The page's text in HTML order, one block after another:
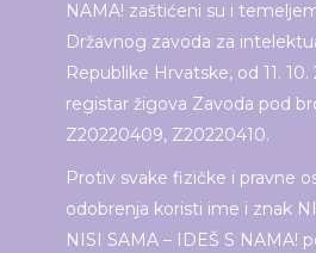
NAMA! zaštićeni su i
Državnog zavoda za
Republike Hrvatske, od 11. 10.
registar žigova Zavoda pod
Z20220409, Z20220410.
Protiv svake fizičke i pravne
odobrenja koristi ime i znak
NISI SAMA – IDEŠ S NAMA!